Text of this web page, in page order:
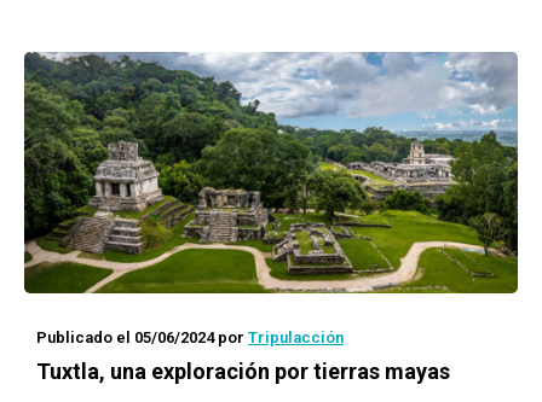
Publicado el 05/06/2024por Tripulacción
Tuxtla, una exploración por tierras mayas